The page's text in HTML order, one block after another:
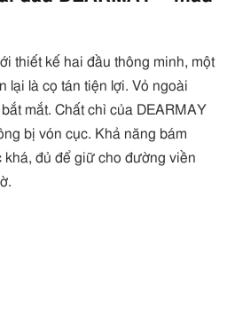
thiết kế hai đầu thông minh, một
lại là cọ tán tiện lợi. Vỏ ngoài
mắt. Chất chì của DEARMAY
bị vón cục. Khả năng bám
khá, đủ để giữ cho đường viền